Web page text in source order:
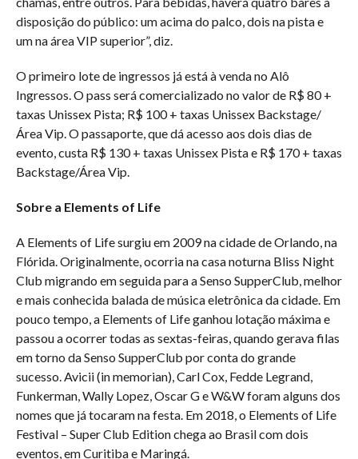
disposição do público: um acima do palco, dois na pista e
um na área VIP superior”, diz.
O primeiro lote de ingressos já está à venda no Alô
Ingressos. O pass será comercializado no valor de R$ 80 +
taxas Unissex Pista; R$ 100 + taxas Unissex Backstage/
Área Vip. O passaporte, que dá acesso aos dois dias de
evento, custa R$ 130 + taxas Unissex Pista e R$ 170 + taxas
Backstage/Área Vip.
Sobre a Elements of Life
A Elements of Life surgiu em 2009 na cidade de Orlando, na
Flórida. Originalmente, ocorria na casa noturna Bliss Night
Club migrando em seguida para a Senso SupperClub, melhor
e mais conhecida balada de música eletrônica da cidade. Em
pouco tempo, a Elements of Life ganhou lotação máxima e
passou a ocorrer todas as sextas-feiras, quando gerava filas
em torno da Senso SupperClub por conta do grande
sucesso. Avicii (in memorian), Carl Cox, Fedde Legrand,
Funkerman, Wally Lopez, Oscar G e W&W foram alguns dos
nomes que já tocaram na festa. Em 2018, o Elements of Life
Festival – Super Club Edition chega ao Brasil com dois
eventos, em Curitiba e Maringá.